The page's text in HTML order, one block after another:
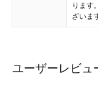
ります
ざいま
ユーザーレビュ